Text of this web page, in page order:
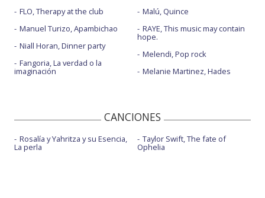
FLO, Therapy at the club
Manuel Turizo, Apambichao
Niall Horan, Dinner party
Fangoria, La verdad o la
imaginación
Malú, Quince
RAYE, This music may contain
hope.
Melendi, Pop rock
Melanie Martinez, Hades
CANCIONES
Rosalía y Yahritza y su Esencia,
La perla
Taylor Swift, The fate of
Ophelia